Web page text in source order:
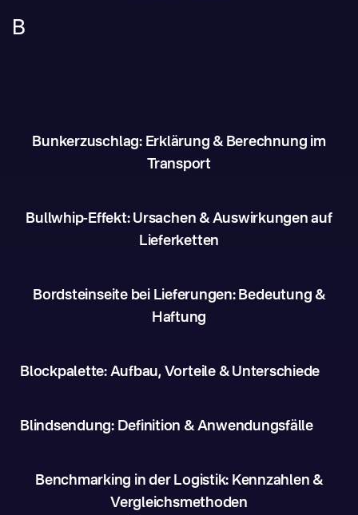
B
Bunkerzuschlag: Erklärung & Berechnung im
Transport
Bullwhip-Effekt: Ursachen & Auswirkungen auf
Lieferketten
Bordsteinseite bei Lieferungen: Bedeutung &
Haftung
Blockpalette: Aufbau, Vorteile & Unterschiede
Blindsendung: Definition & Anwendungsfälle
Benchmarking in der Logistik: Kennzahlen &
Vergleichsmethoden